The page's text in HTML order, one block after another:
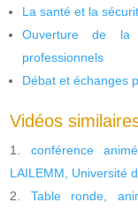
La santé et la
Ouverture de la
professionnels
Débat et échanges
Vidéos
conférence
LAILEMM, Université
Table ronde,